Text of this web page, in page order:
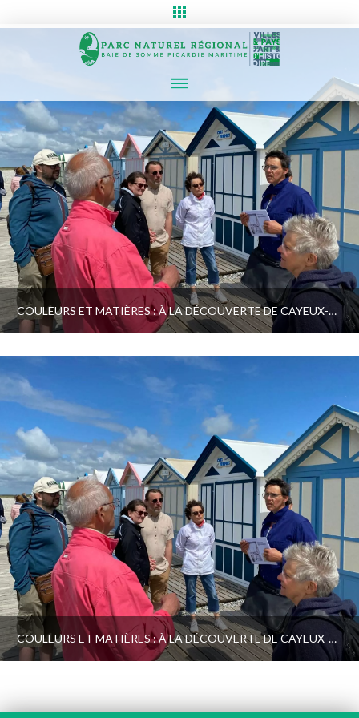
COULEURS ET MATIÈRES : À LA DÉCOUVERTE DE CAYEUX-SUR-MER | SPÉCIALE FAMILLE
COULEURS ET MATIÈRES : À LA DÉCOUVERTE DE CAYEUX-SUR-MER